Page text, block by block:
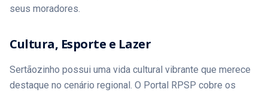
seus moradores.
Cultura, Esporte e Lazer
Sertãozinho possui uma vida cultural vibrante que merece
destaque no cenário regional. O Portal RPSP cobre os